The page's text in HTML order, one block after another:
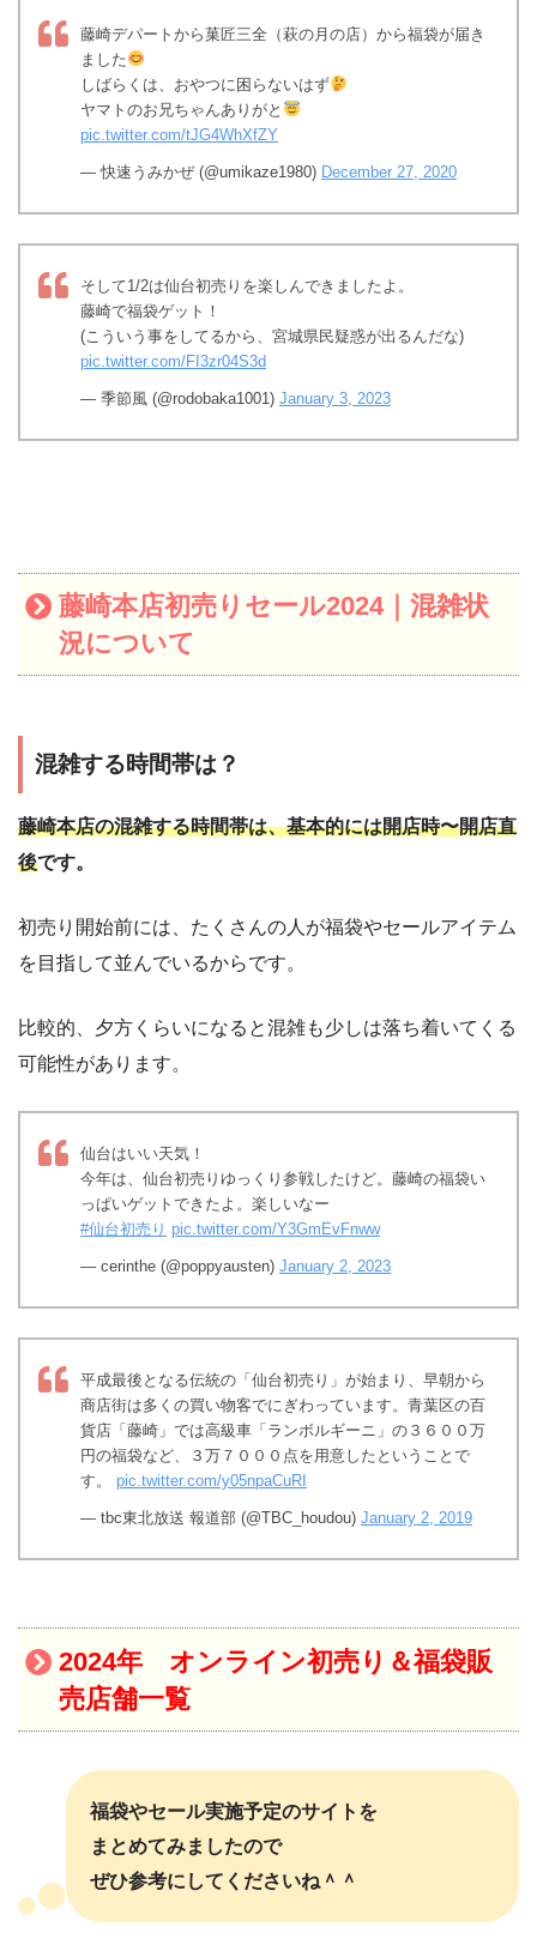
藤崎デパートから菓匠三全（萩の月の店）から福袋が届き
ました
しばらくは、おやつに困らないはず
ヤマトのお兄ちゃんありがと
pic.twitter.com/tJG4WhXfZY
— 快速うみかぜ (@umikaze1980) December 27, 2020
そして1/2は仙台初売りを楽しんできましたよ。
藤崎で福袋ゲット！
(こういう事をしてるから、宮城県民疑惑が出るんだな)
pic.twitter.com/FI3zr04S3d
— 季節風 (@rodobaka1001) January 3, 2023
藤崎本店初売りセール2024｜混雑状
況について
混雑する時間帯は？
藤崎本店の混雑する時間帯は、基本的には開店時〜開店直
後です。
初売り開始前には、たくさんの人が福袋やセールアイテム
を目指して並んでいるからです。
比較的、夕方くらいになると混雑も少しは落ち着いてくる
可能性があります。
仙台はいい天気！
今年は、仙台初売りゆっくり参戦したけど。藤崎の福袋い
っぱいゲットできたよ。楽しいなー
#仙台初売り pic.twitter.com/Y3GmEvFnww
— cerinthe (@poppyausten) January 2, 2023
平成最後となる伝統の「仙台初売り」が始まり、早朝から
商店街は多くの買い物客でにぎわっています。青葉区の百
貨店「藤崎」では高級車「ランボルギーニ」の３６００万
円の福袋など、３万７０００点を用意したということで
す。 pic.twitter.com/y05npaCuRI
— tbc東北放送 報道部 (@TBC_houdou) January 2, 2019
2024年 オンライン初売り＆福袋販
売店舗一覧
福袋やセール実施予定のサイトを
まとめてみましたので
ぜひ参考にしてくださいね＾＾